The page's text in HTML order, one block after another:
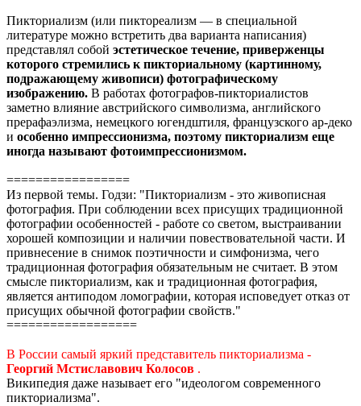
Пикториализм (или пиктореализм — в специальной
литературе можно встретить два варианта написания)
представлял собой эстетическое течение, приверженцы
которого стремились к пикториальному (картинному,
подражающему живописи) фотографическому
изображению. В работах фотографов-пикториалистов
заметно влияние австрийского символизма, английского
прерафаэлизма, немецкого югендштиля, французского ар-деко
и особенно импрессионизма, поэтому пикториализм еще
иногда называют фотоимпрессионизмом.
=================
Из первой темы. Годзи: "Пикториализм - это живописная
фотография. При соблюдении всех присущих традиционной
фотографии особенностей - работе со светом, выстраивании
хорошей композиции и наличии повествовательной части. И
привнесение в снимок поэтичности и симфонизма, чего
традиционная фотография обязательным не считает. В этом
смысле пикториализм, как и традиционная фотография,
является антиподом ломографии, которая исповедует отказ от
присущих обычной фотографии свойств."
==================
В России самый яркий представитель пикториализма -
Георгий Мстиславович Колосов .
Википедия даже называет его "идеологом современного
пикториализма".